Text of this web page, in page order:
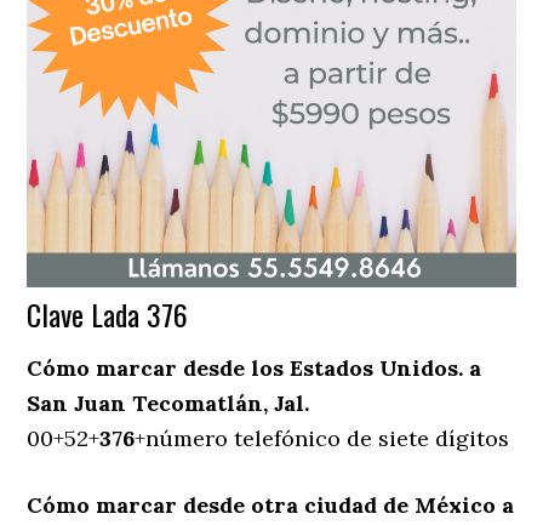
Clave Lada 376
Cómo marcar desde los Estados Unidos. a
San Juan Tecomatlán, Jal.
00+52+376+número telefónico de siete dígitos
Cómo marcar desde otra ciudad de México a